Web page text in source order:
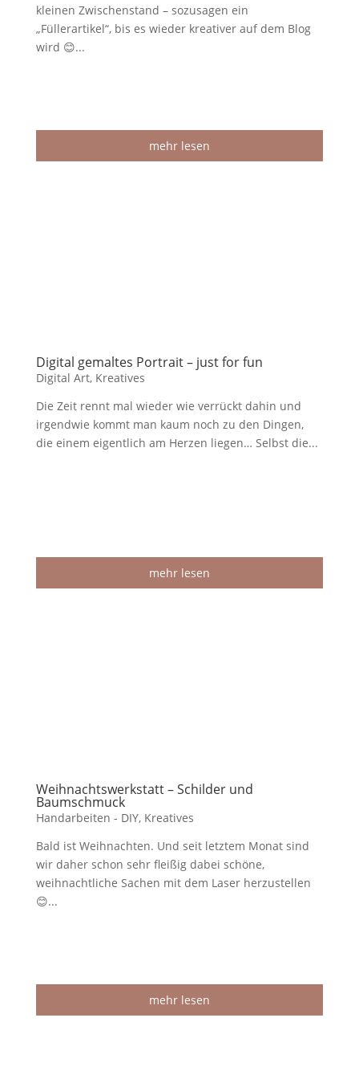
kleinen Zwischenstand – sozusagen ein
„Füllerartikel“, bis es wieder kreativer auf dem Blog
wird 😊...
mehr lesen
Digital gemaltes Portrait – just for fun
Digital Art, Kreatives
Die Zeit rennt mal wieder wie verrückt dahin und
irgendwie kommt man kaum noch zu den Dingen,
die einem eigentlich am Herzen liegen… Selbst die...
mehr lesen
Weihnachtswerkstatt – Schilder und
Baumschmuck
Handarbeiten - DIY, Kreatives
Bald ist Weihnachten. Und seit letztem Monat sind
wir daher schon sehr fleißig dabei schöne,
weihnachtliche Sachen mit dem Laser herzustellen
😊...
mehr lesen